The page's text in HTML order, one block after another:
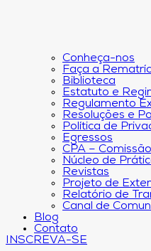
Conheça-nos
Faça a
Biblioteca
Estatuto e
Regulamento
Resoluções e
Política de
Egressos
CPA –
Núcleo de
Revistas
Projeto de
Relatório de
Canal de
Blog
Contato
INSCREVA-SE